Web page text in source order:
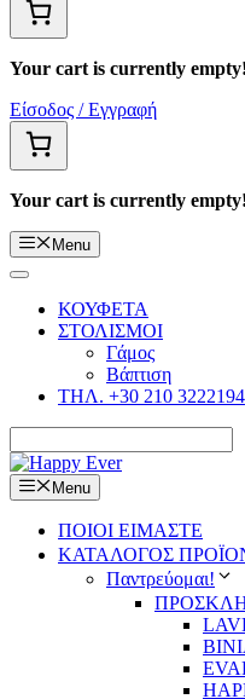
Your cart is currently empty!
Είσοδος / Εγγραφή
Your cart is currently empty!
Menu
ΚΟΥΦΕΤΑ
ΣΤΟΛΙΣΜΟΙ
Γάμος
Βάπτιση
ΤΗΛ. +30 210 3222194
Menu
ΠΟΙΟΙ ΕΙΜΑΣΤΕ
ΚΑΤΑΛΟΓΟΣ
Παντρεύομαι!